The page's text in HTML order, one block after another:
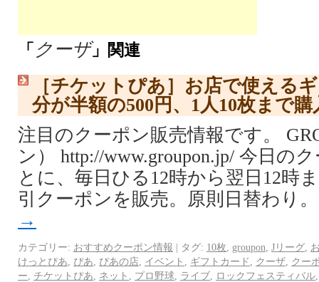
「 クーザ」関連
［チケットぴあ］お店で使える
分が半額の500円、1人10枚まで
注目のクーポン販売情報です。
ン） http://www.groupon.jp/ 今日の
とに、毎日ひる12時から翌日12時
引クーポンを販売。原則日替わ
→
カテゴリー: おすすめクーポン情報 | タグ: 10枚 groupon Jリーグ
けっとぴあ
ぴあ ぴあの店 イベント ギフトカード クーザ
クー
ー
チケットぴあ ネット プロ野球 ライブ ロックフェスティバル